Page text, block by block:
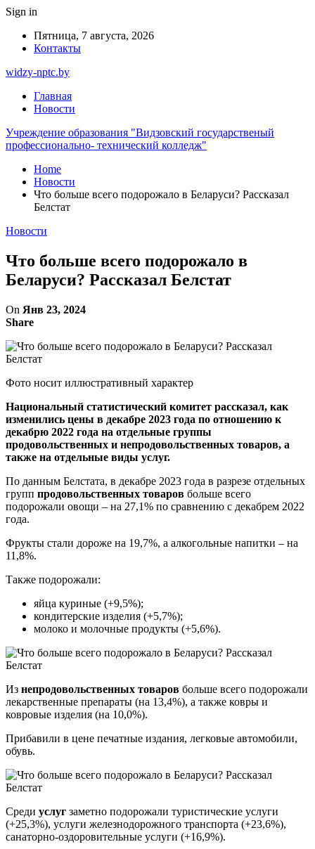
Sign in
Пятница, 7 августа, 2026
Контакты
widzy-nptc.by
Главная
Новости
Учреждение образования "Видзовский государственый
профессионально- технический колледж"
Home
Новости
Что больше всего подорожало в Беларуси? Рассказал
Белстат
Новости
Что больше всего подорожало в
Беларуси? Рассказал Белстат
On Янв 23, 2024
Share
Фото носит иллюстративный характер
Национальный статистический комитет рассказал, как
изменились цены в декабре 2023 года по отношению к
декабрю 2022 года на отдельные группы
продовольственных и непродовольственных товаров, а
также на отдельные виды услуг.
По данным Белстата, в декабре 2023 года в разрезе отдельных
групп продовольственных товаров больше всего
подорожали овощи – на 27,1% по сравнению с декабрем 2022
года.
Фрукты стали дороже на 19,7%, а алкогольные напитки – на
11,8%.
Также подорожали:
яйца куриные (+9,5%);
кондитерские изделия (+5,7%);
молоко и молочные продукты (+5,6%).
Из непродовольственных товаров больше всего подорожали
лекарственные препараты (на 13,4%), а также ковры и
ковровые изделия (на 10,0%).
Прибавили в цене печатные издания, легковые автомобили,
обувь.
Среди услуг заметно подорожали туристические услуги
(+25,3%), услуги железнодорожного транспорта (+23,6%),
санаторно-оздоровительные услуги (+16,9%).